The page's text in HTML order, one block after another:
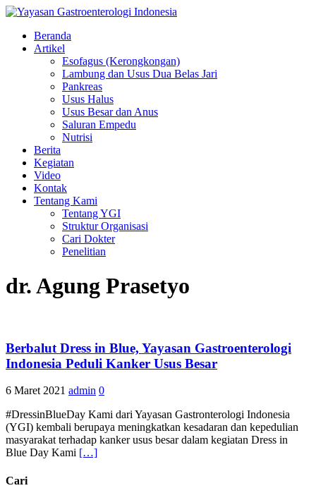
Beranda
Artikel
Esofagus (Kerongkongan)
Lambung dan Usus Dua Belas Jari
Pankreas
Usus Halus
Usus Besar dan Anus
Saluran Empedu
Nutrisi
Berita
Kegiatan
Video
Kontak
Tentang Kami
Tentang YGI
Struktur Organisasi
Cari Dokter
Penelitian
dr. Agung Prasetyo
Berbalut Dress in Blue, Yayasan Gastroenterologi
Indonesia Peduli Kanker Usus Besar
6 Maret 2021 admin 0
#DressinBlueDay Kami dari Yayasan Gastronterologi Indonesia
(YGI) kembali berupaya meningkatkan kesadaran dan kepedulian
masyarakat terhadap kanker usus besar dalam kegiatan Dress in
Blue Day Kami […]
Cari